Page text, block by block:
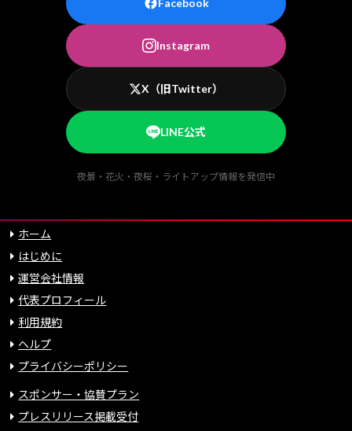
Facebook
Instagram
X（旧Twitter）
LINE公式
夜景・花火・夜桜・ライトアップ情報を発信中
ホーム
はじめに
運営会社情報
代表プロフィール
利用規約
ヘルプ
プライバシーポリシー
スポンサー・協賛プラン
プレスリリース掲載受付